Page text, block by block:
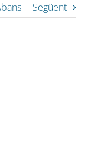
Següent